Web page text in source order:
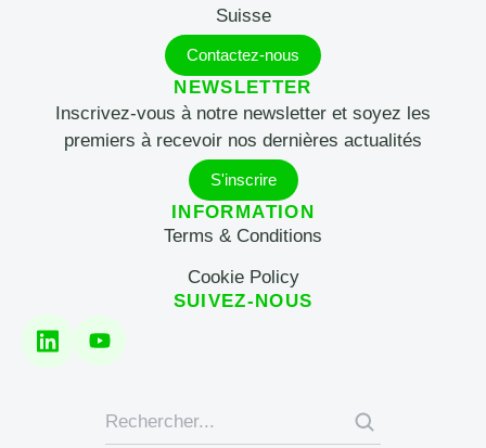
Suisse
Contactez-nous
NEWSLETTER
Inscrivez-vous à notre newsletter et soyez les
premiers à recevoir nos dernières actualités
S'inscrire
INFORMATION
Terms & Conditions
Cookie Policy
SUIVEZ-NOUS